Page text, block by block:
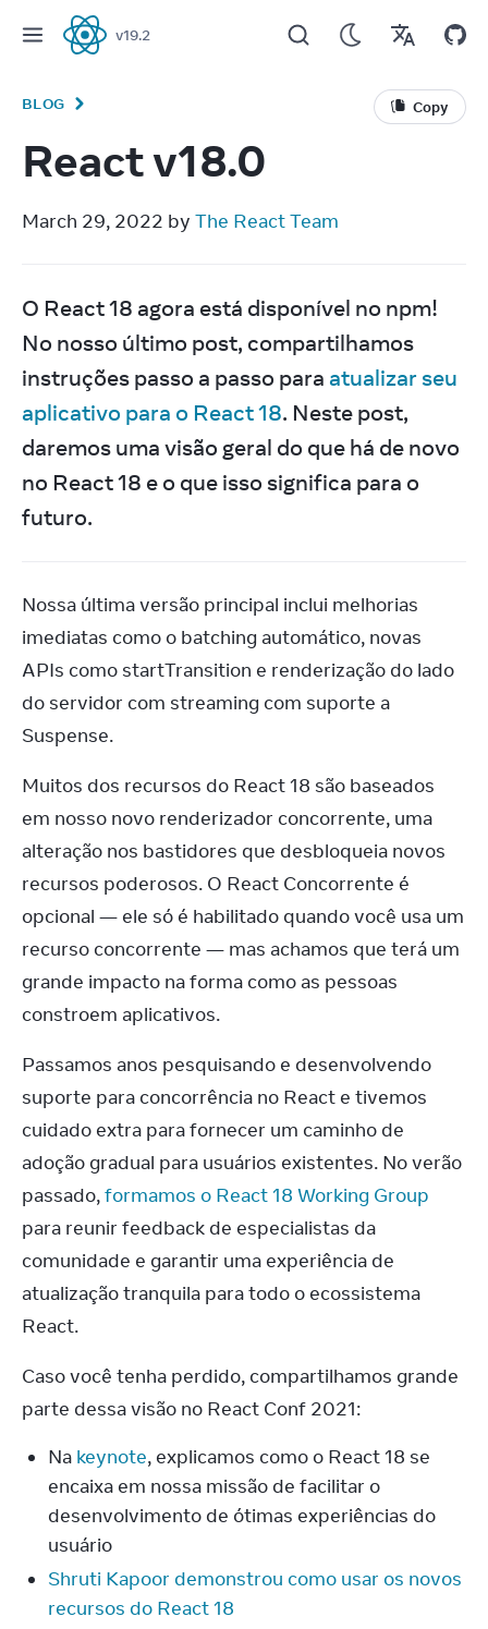
React
v19.2
BLOG Copy
React v18.0
March 29, 2022 by The React Team
O React 18 agora está disponível no npm!
No nosso último post, compartilhamos
instruções passo a passo para atualizar seu
aplicativo para o React 18. Neste post,
daremos uma visão geral do que há de novo
no React 18 e o que isso significa para o
futuro.
Nossa última versão principal inclui melhorias
imediatas como o batching automático, novas
APIs como startTransition e renderização do lado
do servidor com streaming com suporte a
Suspense.
Muitos dos recursos do React 18 são baseados
em nosso novo renderizador concorrente, uma
alteração nos bastidores que desbloqueia novos
recursos poderosos. O React Concorrente é
opcional — ele só é habilitado quando você usa um
recurso concorrente — mas achamos que terá um
grande impacto na forma como as pessoas
constroem aplicativos.
Passamos anos pesquisando e desenvolvendo
suporte para concorrência no React e tivemos
cuidado extra para fornecer um caminho de
adoção gradual para usuários existentes. No verão
passado, formamos o React 18 Working Group
para reunir feedback de especialistas da
comunidade e garantir uma experiência de
atualização tranquila para todo o ecossistema
React.
Caso você tenha perdido, compartilhamos grande
parte dessa visão no React Conf 2021:
Na keynote, explicamos como o React 18 se
encaixa em nossa missão de facilitar o
desenvolvimento de ótimas experiências do
usuário
Shruti Kapoor demonstrou como usar os novos
recursos do React 18